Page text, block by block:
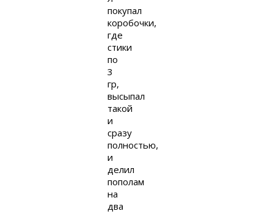
покупал
коробочки,
где
стики
по
3
гр,
высыпал
такой
и
сразу
полностью,
и
делил
пополам
на
два